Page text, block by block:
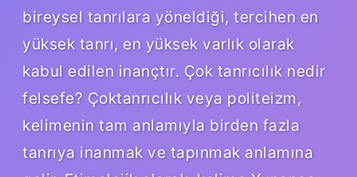
bireysel tanrılara yöneldiği, tercihen en
yüksek tanrı, en yüksek varlık olarak
kabul edilen inançtır. Çok tanrıcılık nedir
felsefe? Çoktanrıcılık veya politeizm,
kelimenin tam anlamıyla birden fazla
tanrıya inanmak ve tapınmak anlamına